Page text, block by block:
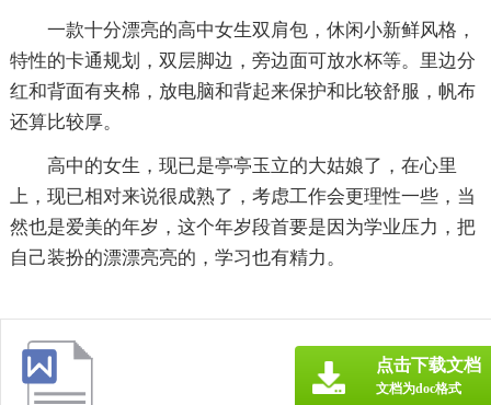
一款十分漂亮的高中女生双肩包，休闲小新鲜风格，
特性的卡通规划，双层脚边，旁边面可放水杯等。里边分
红和背面有夹棉，放电脑和背起来保护和比较舒服，帆布
还算比较厚。
高中的女生，现已是亭亭玉立的大姑娘了，在心里
上，现已相对来说很成熟了，考虑工作会更理性一些，当
然也是爱美的年岁，这个年岁段首要是因为学业压力，把
自己装扮的漂漂亮亮的，学习也有精力。
点击下载文档
文档为doc格式